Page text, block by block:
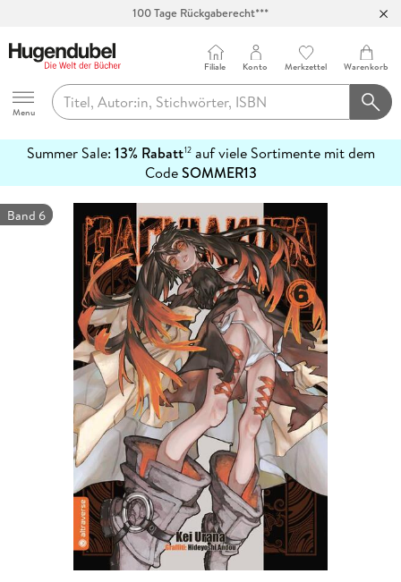
100 Tage Rückgaberecht***
Hugendubel
Menu
Filiale Konto Merkzettel Warenkorb
Summer Sale: 13% Rabatt12auf viele Sortimente mit dem
CodeSOMMER13
erfahren
Band 6